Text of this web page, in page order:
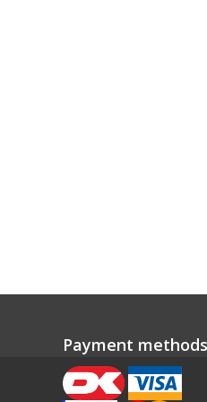
Payment methods